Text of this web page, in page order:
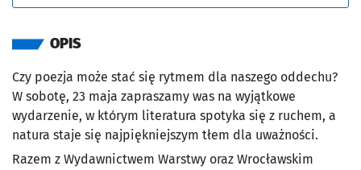
OPIS
Czy poezja może stać się rytmem dla naszego oddechu?
W sobotę, 23 maja zapraszamy was na wyjątkowe
wydarzenie, w którym literatura spotyka się z ruchem, a
natura staje się najpiękniejszym tłem dla uważności.
Razem z Wydawnictwem Warstwy oraz Wrocławskim